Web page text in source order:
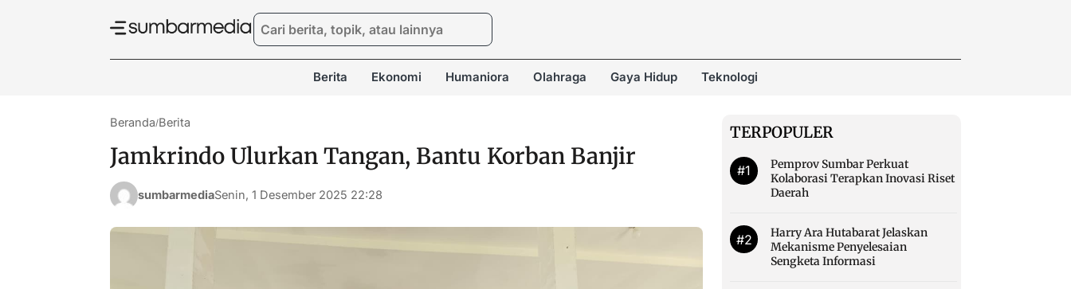
Berita Ekonomi Humaniora Olahraga Gaya Hidup Teknologi
Beranda/Berita
Jamkrindo Ulurkan Tangan, Bantu Korban Banjir
sumbarmediaSenin, 1 Desember 2025 22:28
TERPOPULER
#1
Pemprov Sumbar Perkuat
Kolaborasi Terapkan Inovasi Riset
Daerah
#2
Harry Ara Hutabarat Jelaskan
Mekanisme Penyelesaian
Sengketa Informasi